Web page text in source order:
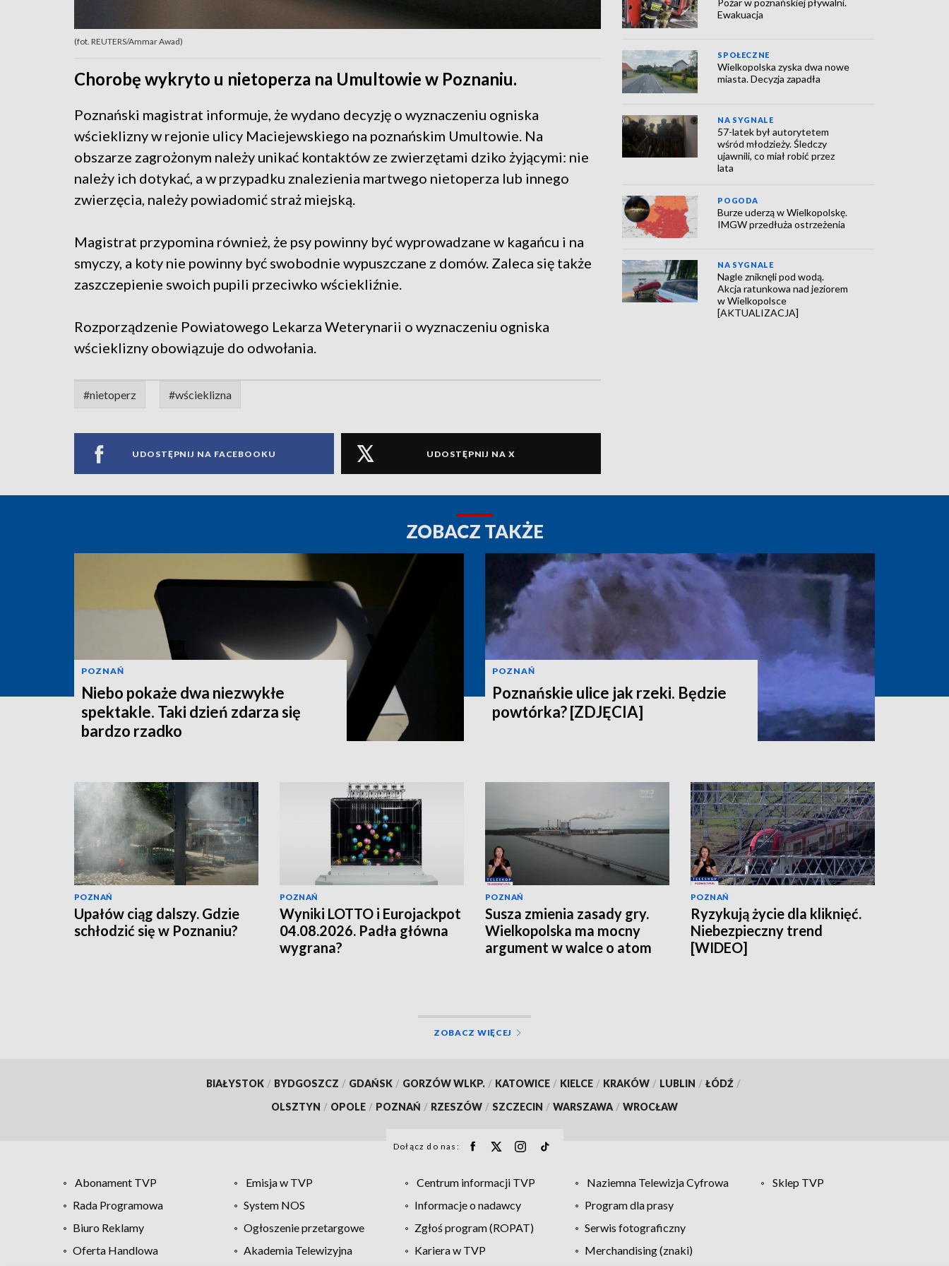
(fot. REUTERS/Ammar Awad)
Chorobę wykryto u nietoperza na Umultowie w Poznaniu.
Poznański magistrat informuje, że wydano decyzję o wyznaczeniu ogniska
wścieklizny w rejonie ulicy Maciejewskiego na poznańskim Umultowie. Na
obszarze zagrożonym należy unikać kontaktów ze zwierzętami dziko żyjącymi: nie
należy ich dotykać, a w przypadku znalezienia martwego nietoperza lub innego
zwierzęcia, należy powiadomić straż miejską.
Magistrat przypomina również, że psy powinny być wyprowadzane w kagańcu i na
smyczy, a koty nie powinny być swobodnie wypuszczane z domów. Zaleca się także
zaszczepienie swoich pupili przeciwko wściekliźnie.
Rozporządzenie Powiatowego Lekarza Weterynarii o wyznaczeniu ogniska
wścieklizny obowiązuje do odwołania.
#nietoperz #wścieklizna
UDOSTĘPNIJ NA FACEBOOKU UDOSTĘPNIJ NA X
Ewakuacja
SPOŁECZNE
Wielkopolska zyska dwa nowe
miasta. Decyzja zapadła
NA SYGNALE
57-latek był autorytetem
wśród młodzieży. Śledczy
ujawnili, co miał robić przez
lata
POGODA
Burze uderzą w Wielkopolskę.
IMGW przedłuża ostrzeżenia
NA SYGNALE
Nagle zniknęli pod wodą.
Akcja ratunkowa nad jeziorem
w Wielkopolsce
[AKTUALIZACJA]
ZOBACZ TAKŻE
POZNAŃ
Niebo pokaże dwa niezwykłe
spektakle. Taki dzień zdarza się
bardzo rzadko
POZNAŃ
Poznańskie ulice jak rzeki. Będzie
powtórka? [ZDJĘCIA]
POZNAŃ
Upałów ciąg dalszy. Gdzie
schłodzić się w Poznaniu?
POZNAŃ
Wyniki LOTTO i Eurojackpot
04.08.2026. Padła główna
wygrana?
POZNAŃ
Susza zmienia zasady gry.
Wielkopolska ma mocny
argument w walce o atom
POZNAŃ
Ryzykują życie dla kliknięć.
Niebezpieczny trend
[WIDEO]
ZOBACZ WIĘCEJ
BIAŁYSTOK / BYDGOSZCZ / GDAŃSK / GORZÓW WLKP. / KATOWICE / KIELCE / KRAKÓW / LUBLIN / ŁÓDŹ /
OLSZTYN / OPOLE / POZNAŃ / RZESZÓW / SZCZECIN / WARSZAWA / WROCŁAW
Dołącz do nas:
Abonament TVP Emisja w TVP Centrum informacji TVP Naziemna Telewizja Cyfrowa
Sklep TVP
Rada Programowa
System NOS Informacje o nadawcy
Program dla prasy
Biuro Reklamy
Ogłoszenie przetargowe Zgłoś program (ROPAT)
Serwis fotograficzny
Oferta Handlowa
Akademia Telewizyjna Kariera w TVP
Merchandising (znaki)